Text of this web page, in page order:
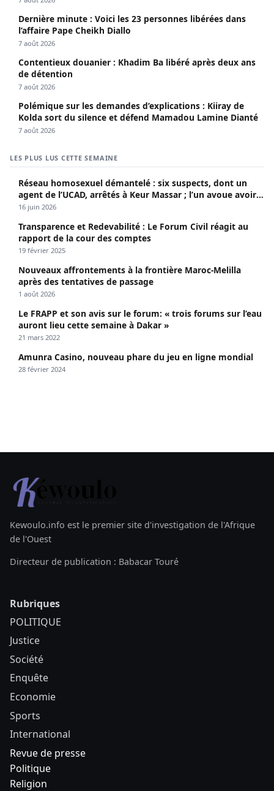
Dernière minute : Voici les 23 personnes libérées dans
l’affaire Pape Cheikh Diallo
7 août 2026
Contentieux douanier : Khadim Ba libéré après deux ans
de détention
7 août 2026
Polémique sur les demandes d’explications : Kiiray de
Kolda sort du silence et défend Mamadou Lamine Dianté
7 août 2026
LES PLUS LUS CETTE SEMAINE
Réseau homosexuel démantelé : six suspects, dont un
agent de l’UCAD, arrêtés à Keur Massar ; l’un avoue avoir
propagé le VIH depuis 2018
16 juin 2026
Transparence et Redevabilité : Le Forum Civil réagit au
rapport de la cour des comptes
19 février 2025
Nouveaux affrontements à la frontière Maroc-Melilla
après des tentatives de passage
1 août 2026
Le FRAPP et son avis sur le forum: « trois forums sur l’eau
auront lieu cette semaine à Dakar »
21 mars 2022
Amunra Casino, nouveau phare du jeu en ligne mondial
28 février 2024
Kewoulo.info est le premier site d'investigation de l'Afrique
de l'Ouest
Directeur de publication : Babacar Touré
Rubriques
POLITIQUE
Justice
Société
Enquête
Economie
Sports
International
Revue de presse
Politique
Religion